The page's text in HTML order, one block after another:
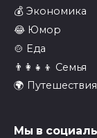
💰 Экономика
😂 Юмор
🍲 Еда
👨‍👩‍👧‍👦 Семья
🌍
Мы в